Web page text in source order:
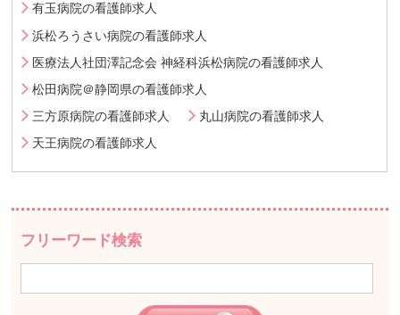
有玉病院の看護師求人
浜松ろうさい病院の看護師求人
医療法人社団澤記念会 神経科浜松病院の看護師求人
松田病院＠静岡県の看護師求人
三方原病院の看護師求人
丸山病院の看護師求人
天王病院の看護師求人
フリーワード検索